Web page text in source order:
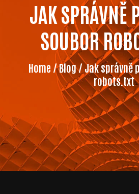
JAK SPRÁVNĚ
SOUBOR
Home /Blog/ Jak správně
robots.txt